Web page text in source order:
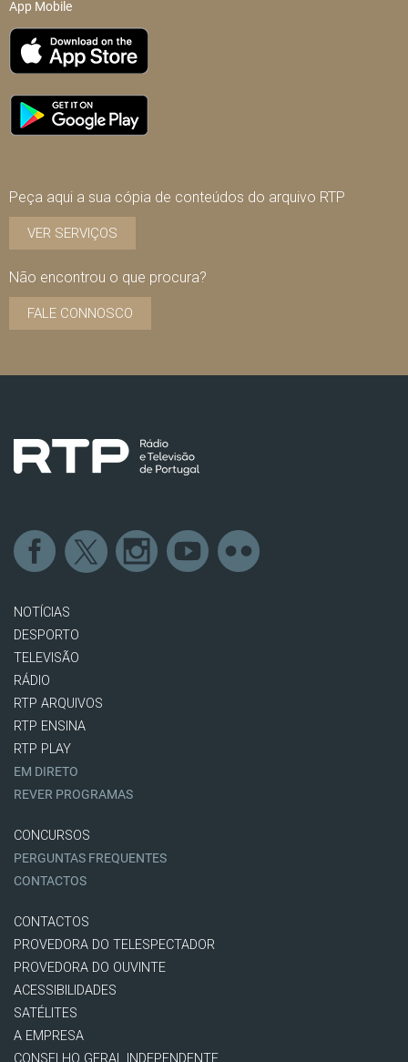
App Mobile
Peça aqui a sua cópia de conteúdos do arquivo RTP
VER SERVIÇOS
Não encontrou o que procura?
FALE CONNOSCO
NOTÍCIAS
DESPORTO
TELEVISÃO
RÁDIO
RTP ARQUIVOS
RTP ENSINA
RTP PLAY
EM DIRETO
REVER PROGRAMAS
CONCURSOS
PERGUNTAS FREQUENTES
CONTACTOS
CONTACTOS
PROVEDORA DO TELESPECTADOR
PROVEDORA DO OUVINTE
ACESSIBILIDADES
SATÉLITES
A EMPRESA
CONSELHO GERAL INDEPENDENTE